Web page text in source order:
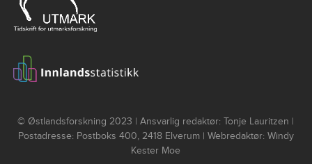
© Østlandsforskning 2023 | Ansvarlig redaktør: Tonje Lauritzen |
Postadresse: Postboks 400, 2418 Elverum | Webredaktør: Windy
Kester Moe